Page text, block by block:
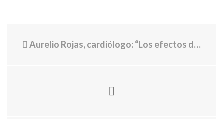
Aurelio Rojas, cardiólogo: “Los efectos del ibuprofeno o de las estatinas para el colesterol pueden verse alterados por el consumo habitual de algunas especias”